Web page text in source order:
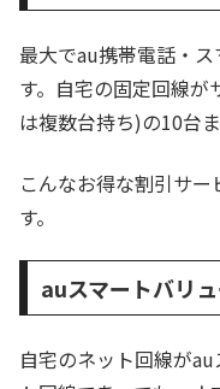
最大でau携帯電話・
す。自宅の固定回線
は複数台持ち)の10台
こんなお得な割引サ
す。
auスマートバリ
自宅のネット回線が